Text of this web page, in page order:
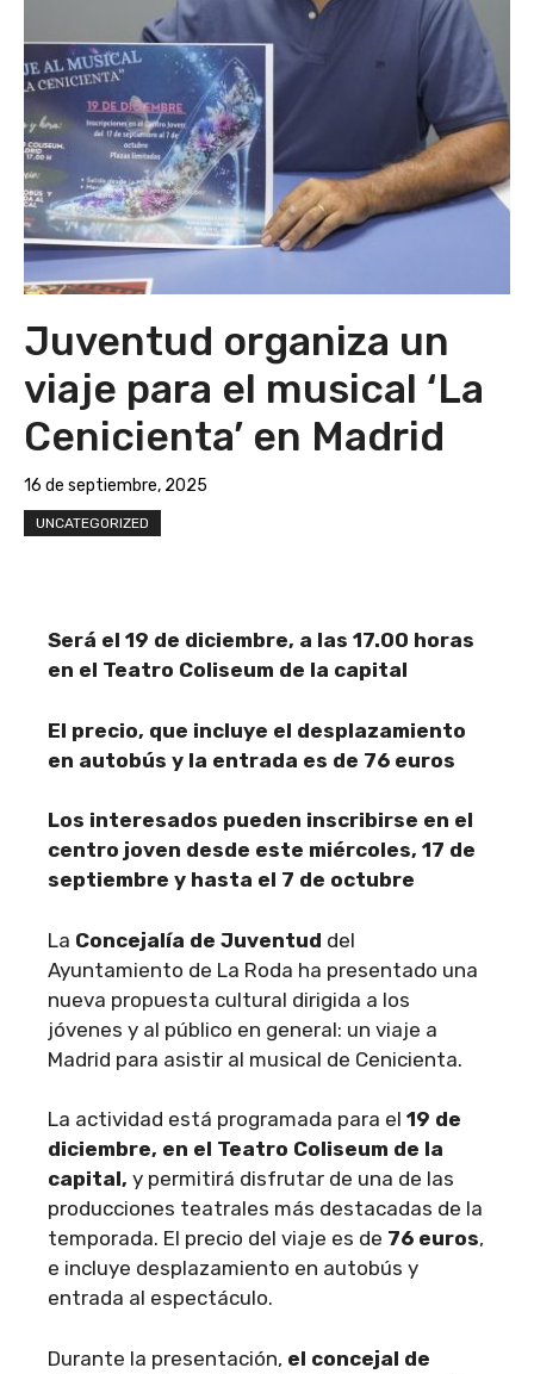
Juventud organiza un
viaje para el musical ‘La
Cenicienta’ en Madrid
16 de septiembre, 2025
UNCATEGORIZED
Será el 19 de diciembre, a las 17.00 horas
en el Teatro Coliseum de la capital
El precio, que incluye el desplazamiento
en autobús y la entrada es de 76 euros
Los interesados pueden inscribirse en el
centro joven desde este miércoles, 17 de
septiembre y hasta el 7 de octubre
La Concejalía de Juventud del
Ayuntamiento de La Roda ha presentado una
nueva propuesta cultural dirigida a los
jóvenes y al público en general: un viaje a
Madrid para asistir al musical de Cenicienta.
La actividad está programada para el 19 de
diciembre, en el Teatro Coliseum de la
capital, y permitirá disfrutar de una de las
producciones teatrales más destacadas de la
temporada. El precio del viaje es de 76 euros,
e incluye desplazamiento en autobús y
entrada al espectáculo.
Durante la presentación, el concejal de